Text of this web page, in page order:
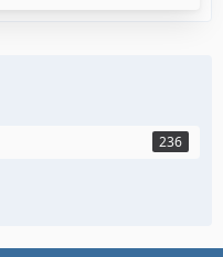
236